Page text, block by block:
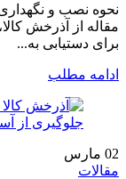
نحوه نصب و
مقاله از آذرخش
برای دستیابی به...
ادامه مطلب
02 مارس
مقالات